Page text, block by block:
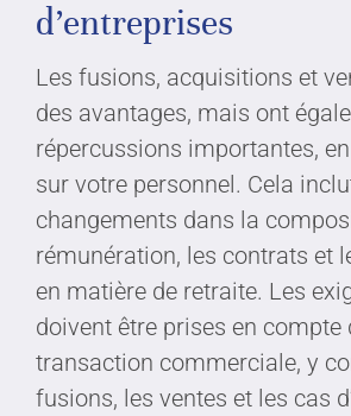
d’entreprises
Les fusions, acquisitions et
des avantages, mais ont
répercussions importantes,
sur votre personnel. Cela
changements dans la
rémunération, les contrats et
en matière de retraite. Les
doivent être prises en compte
transaction commerciale, y
fusions, les ventes et les cas